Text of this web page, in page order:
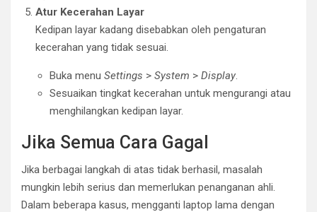
Atur Kecerahan Layar
Kedipan layar kadang disebabkan oleh pengaturan
kecerahan yang tidak sesuai.
Buka menu Settings > System > Display.
Sesuaikan tingkat kecerahan untuk mengurangi atau
menghilangkan kedipan layar.
Jika Semua Cara Gagal
Jika berbagai langkah di atas tidak berhasil, masalah
mungkin lebih serius dan memerlukan penanganan ahli.
Dalam beberapa kasus, mengganti laptop lama dengan